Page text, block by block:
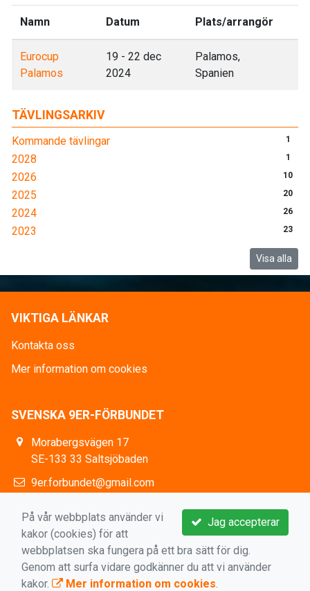
TÄVLINGSARKIV
Kommande tävlingar 1
2028 1
2026 10
2025 20
2024 26
2023 23
Visa alla
Namn Datum Plats/arrangör
Eurocup
Palamos
19 - 22 dec
2024
Palamos,
Spanien
VIKTIGA LÄNKAR
Kontakta oss
Mer information om cookies
SVENSKA 9ER-FÖRBUNDET
Morabergsvägen 17
SE-133 33 Saltsjöbaden
9er.forbundet@gmail.com
Jag accepterar
På vår webbplats använder vi
kakor (cookies) för att
webbplatsen ska fungera på ett bra sätt för dig.
Genom att surfa vidare godkänner du att vi använder
kakor.
Mer information om cookies.